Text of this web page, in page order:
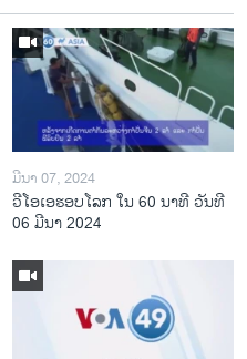
ມີນາ 07, 2024
ວີໂອເອຮອບໂລກ ໃນ 60 ນາທີ ວັນທີ
06 ມີນາ 2024